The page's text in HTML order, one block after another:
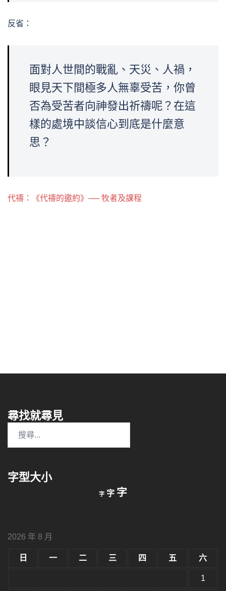
反省：
面對人世間的戰亂、天災、人禍，
眼見天下間極多人無辜受苦，你曾
否為受苦者向神發出祈禱呢？在這
樣的處境中談信心到底是什麼意
思？
代禱：《代禱的邀約》── 牧者及課程
尋找就尋見
字:
字型大小
字 小
字重
小。
字放
2026 年 8 月
日 一 二 三 四 五 六
1